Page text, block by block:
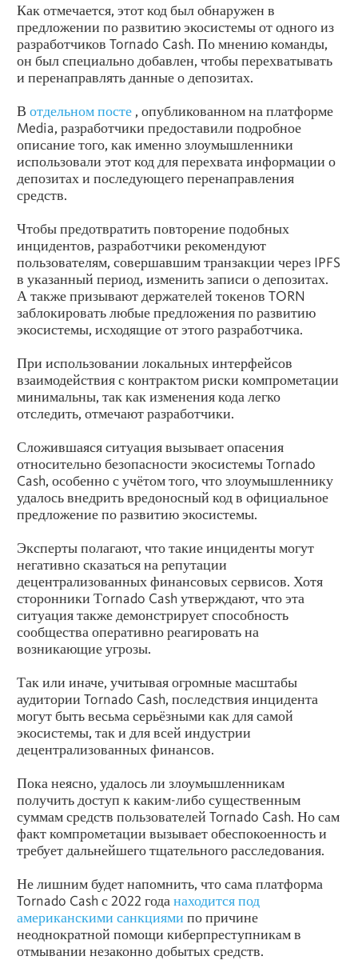
Как отмечается, этот код был обнаружен в
предложении по развитию экосистемы от одного из
разработчиков Tornado Cash. По мнению команды,
он был специально добавлен, чтобы перехватывать
и перенаправлять данные о депозитах.
В отдельном посте , опубликованном на платформе
Media, разработчики предоставили подробное
описание того, как именно злоумышленники
использовали этот код для перехвата информации о
депозитах и последующего перенаправления
средств.
Чтобы предотвратить повторение подобных
инцидентов, разработчики рекомендуют
пользователям, совершавшим транзакции через IPFS
в указанный период, изменить записи о депозитах.
А также призывают держателей токенов TORN
заблокировать любые предложения по развитию
экосистемы, исходящие от этого разработчика.
При использовании локальных интерфейсов
взаимодействия с контрактом риски компрометации
минимальны, так как изменения кода легко
отследить, отмечают разработчики.
Сложившаяся ситуация вызывает опасения
относительно безопасности экосистемы Tornado
Cash, особенно с учётом того, что злоумышленнику
удалось внедрить вредоносный код в официальное
предложение по развитию экосистемы.
Эксперты полагают, что такие инциденты могут
негативно сказаться на репутации
децентрализованных финансовых сервисов. Хотя
сторонники Тornado Cash утверждают, что эта
ситуация также демонстрирует способность
сообщества оперативно реагировать на
возникающие угрозы.
Так или иначе, учитывая огромные масштабы
аудитории Tornado Cash, последствия инцидента
могут быть весьма серьёзными как для самой
экосистемы, так и для всей индустрии
децентрализованных финансов.
Пока неясно, удалось ли злоумышленникам
получить доступ к каким-либо существенным
суммам средств пользователей Tornado Cash. Но сам
факт компрометации вызывает обеспокоенность и
требует дальнейшего тщательного расследования.
Не лишним будет напомнить, что сама платформа
Tornado Cash с 2022 года находится под
американскими санкциями по причине
неоднократной помощи киберпреступникам в
отмывании незаконно добытых средств.